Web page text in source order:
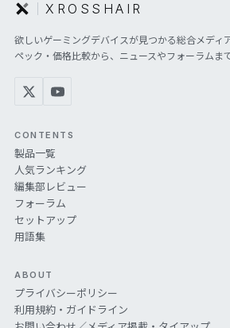
XROSSHAIR
欲しいゲーミングデバイスが見つかる総合メディ
ペック・価格比較から、ニュースやフォーラムまで
CONTENTS
製品一覧
人気ランキング
編集部レビュー
フォーラム
セットアップ
用語集
ABOUT
プライバシーポリシー
利用規約・ガイドライン